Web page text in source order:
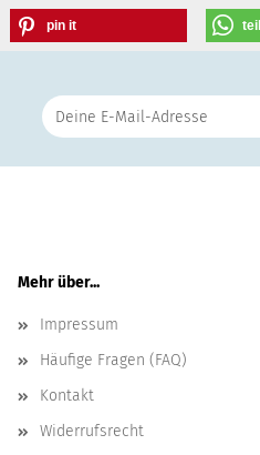
pin it
Mehr über...
Impressum
Häufige Fragen (FAQ)
Kontakt
Widerrufsrecht